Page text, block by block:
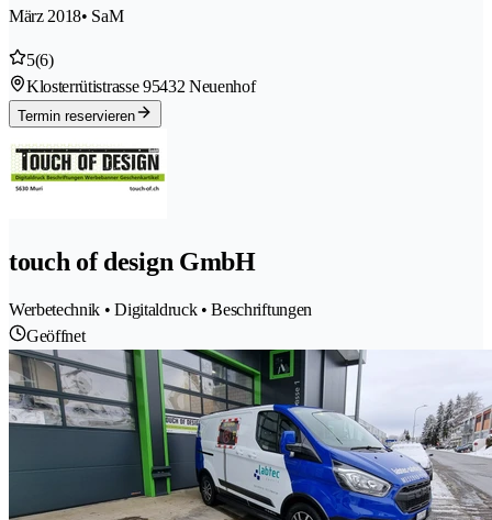
März 2018• SaM
5(6)
Klosterrütistrasse 95432 Neuenhof
Termin reservieren
touch of design GmbH
Werbetechnik • Digitaldruck • Beschriftungen
Geöffnet